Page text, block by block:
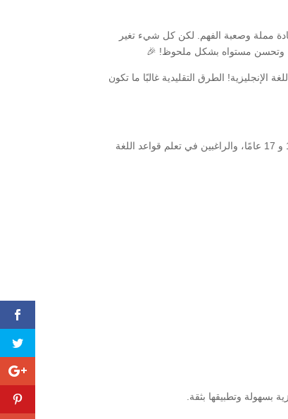
مملة وصعبة الفهم. لكن كل شيء تغير
وتحسن مستواه بشكل ملحوظ! 🎉
الطرق التقليدية غالبًا ما تكون
نحن نقدم لك برنامجًا فريدًا من نوعه، مصمم خصيصًا للطلاب الذين تتراوح أعمارهم بين 13 و 17 عامًا، والراغبين في تعلم قواعد اللغة
بسهولة وتطبيقها بثقة.